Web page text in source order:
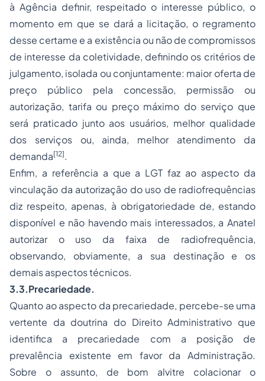
à Agência definir, respeitado o interesse público, o
momento em que se dará a licitação, o regramento
desse certame e a existência ou não de compromissos
de interesse da coletividade, definindo os critérios de
julgamento, isolada ou conjuntamente: maior oferta de
preço público pela concessão, permissão ou
autorização, tarifa ou preço máximo do serviço que
será praticado junto aos usuários, melhor qualidade
dos serviços ou, ainda, melhor atendimento da
demanda[12].
Enfim, a referência a que a LGT faz ao aspecto da
vinculação da autorização do uso de radiofrequências
diz respeito, apenas, à obrigatoriedade de, estando
disponível e não havendo mais interessados, a Anatel
autorizar o uso da faixa de radiofrequência,
observando, obviamente, a sua destinação e os
demais aspectos técnicos.
3.3.Precariedade.
Quanto ao aspecto da precariedade, percebe-se uma
vertente da doutrina do Direito Administrativo que
identifica a precariedade com a posição de
prevalência existente em favor da Administração.
Sobre o assunto, de bom alvitre colacionar o